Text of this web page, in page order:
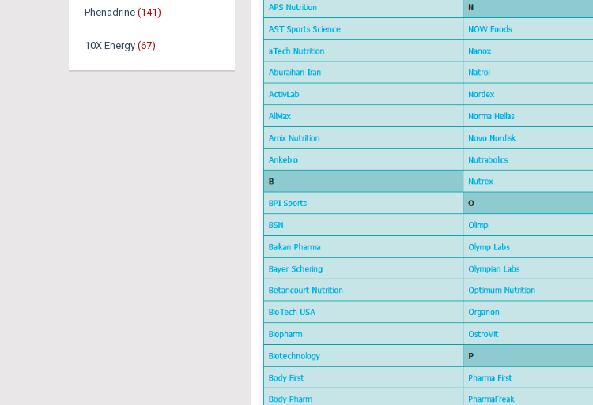
Phenadrine (141)
10X Energy (67)